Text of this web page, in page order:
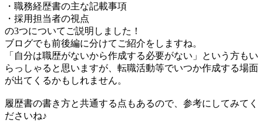
・職務経歴書の主な記載事項
・採用担当者の視点
の3つについてご説明しました！
ブログでも前後編に分けてご紹介をしますね。
「自分は職歴がないから作成する必要がない」という方もい
らっしゃると思いますが、転職活動等でいつか作成する場面
が出てくるかもしれません。
履歴書の書き方と共通する点もあるので、参考にしてみてく
ださいね♪